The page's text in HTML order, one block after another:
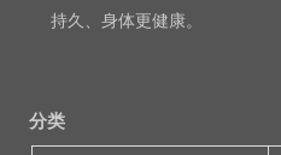
持久、身体更健康。
分类